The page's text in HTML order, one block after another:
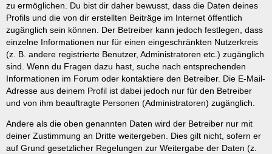
zu ermöglichen. Du bist dir daher bewusst, dass die Daten deines
Profils und die von dir erstellten Beiträge im Internet öffentlich
zugänglich sein können. Der Betreiber kann jedoch festlegen, dass
einzelne Informationen nur für einen eingeschränkten Nutzerkreis
(z. B. andere registrierte Benutzer, Administratoren etc.) zugänglich
sind. Wenn du Fragen dazu hast, suche nach entsprechenden
Informationen im Forum oder kontaktiere den Betreiber. Die E-Mail-
Adresse aus deinem Profil ist dabei jedoch nur für den Betreiber
und von ihm beauftragte Personen (Administratoren) zugänglich.
Andere als die oben genannten Daten wird der Betreiber nur mit
deiner Zustimmung an Dritte weitergeben. Dies gilt nicht, sofern er
auf Grund gesetzlicher Regelungen zur Weitergabe der Daten (z.